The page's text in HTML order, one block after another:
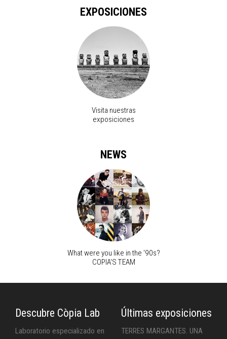
EXPOSICIONES
Visita nuestras
exposiciones
NEWS
What were you like in the '90s?
COPIA'S TEAM
Descubre Còpia Lab
Laboratorio especializado en
Últimas exposiciones
TERRES MARGANTES. UNA